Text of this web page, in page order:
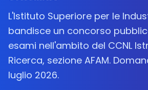
L'Istituto Superiore per le
bandisce un concorso
esami nell'ambito del CCNL
Ricerca, sezione AFAM.
luglio 2026.